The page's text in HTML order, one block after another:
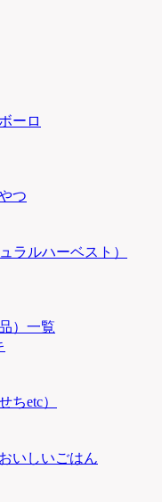
ーロ
つ
ラルハーベスト）
）一覧
ちetc）
いしいごはん